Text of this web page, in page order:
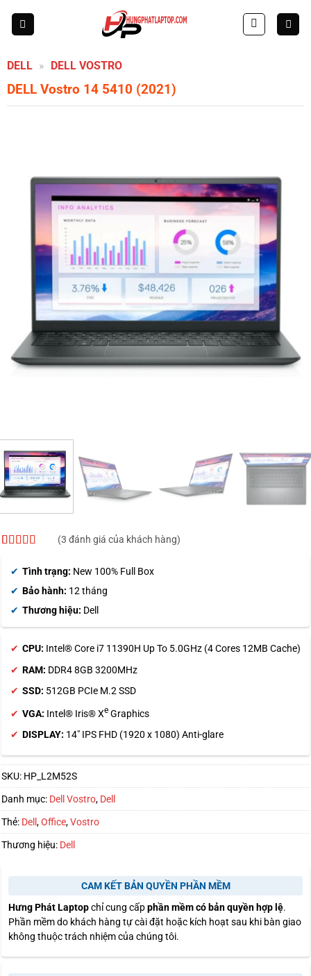
DELL » DELL VOSTRO
DELL Vostro 14 5410 (2021)
trên đánh
(3 đánh giá của khách hàng)
Tình trạng: New 100% Full Box
Bảo hành: 12 tháng
Thương hiệu: Dell
CPU: Intel® Core i7 11390H Up To 5.0GHz (4 Cores 12MB Cache)
RAM: DDR4 8GB 3200MHz
SSD: 512GB PCIe M.2 SSD
VGA: Intel® Iris® Xe Graphics
DISPLAY: 14″ IPS FHD (1920 x 1080) Anti-glare
SKU: HP_L2M52S
Danh mục: Dell Vostro, Dell
Thẻ: Dell,Office,Vostro
Thương hiệu: Dell
CAM KẾT BẢN QUYỀN PHẦN MỀM
Hưng Phát Laptopchỉ cung cấpphần mềm có bản quyền hợp lệ.
Phần mềm do khách hàng tự cài đặt hoặc kích hoạt sau khi bàn giao
không thuộc trách nhiệm của chúng tôi.